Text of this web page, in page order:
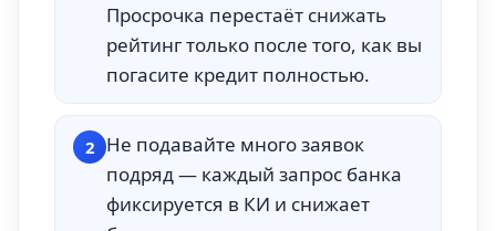
Просрочка перестаёт снижать
рейтинг только после того, как вы
погасите кредит полностью.
2 Не подавайте много заявок
подряд — каждый запрос банка
фиксируется в КИ и снижает